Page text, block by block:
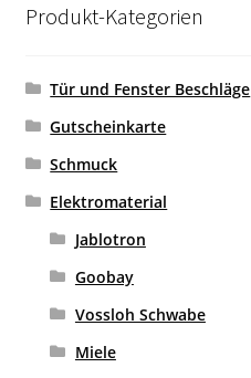
Produkt-Kategorien
Tür und Fenster Beschläge
Gutscheinkarte
Schmuck
Elektromaterial
Jablotron
Goobay
Vossloh Schwabe
Miele